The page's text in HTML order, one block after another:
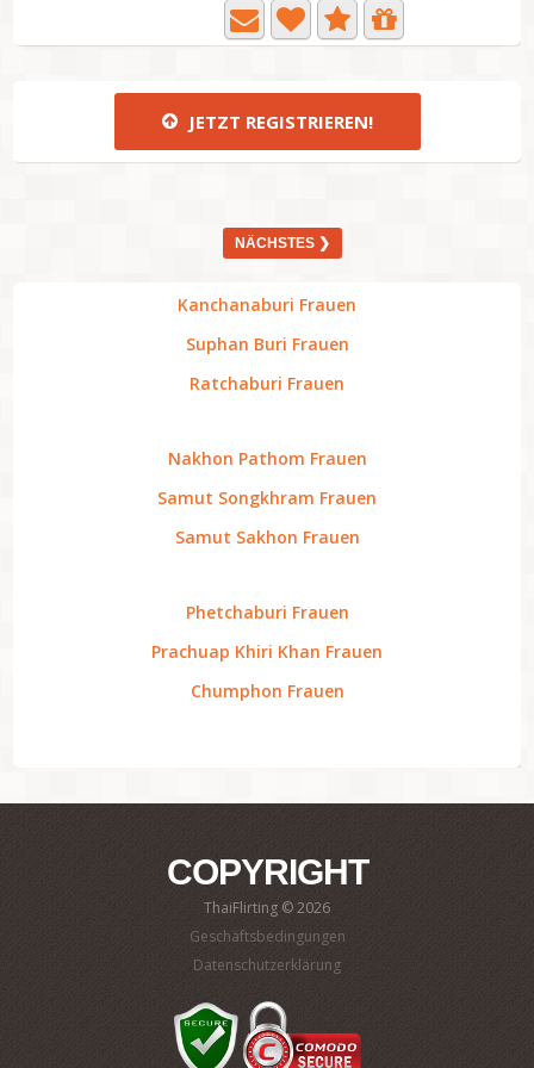
JETZT REGISTRIEREN!
NÄCHSTES ❯
Kanchanaburi Frauen
Suphan Buri Frauen
Ratchaburi Frauen
Nakhon Pathom Frauen
Samut Songkhram Frauen
Samut Sakhon Frauen
Phetchaburi Frauen
Prachuap Khiri Khan Frauen
Chumphon Frauen
COPYRIGHT
ThaiFlirting © 2026
Geschäftsbedingungen
Datenschutzerklärung